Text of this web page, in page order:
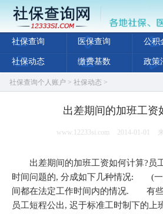
社保查询 医保查询 公积
社保动态 缴费基数 政策
社保查询个人账户 > 社保动态 >
出差期间的加班工资
www.12233si.com 2014-01-01
出差期间的加班工资如何计算?员
时间问题的, 分成如下几种情况: (一
间都在法定工作时间内的情况. 有些
员工短程公出, 迟于标准工时制下的上